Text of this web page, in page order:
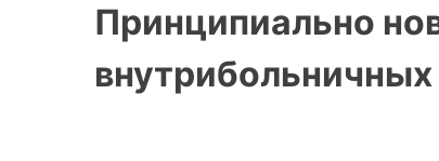
Принципиально